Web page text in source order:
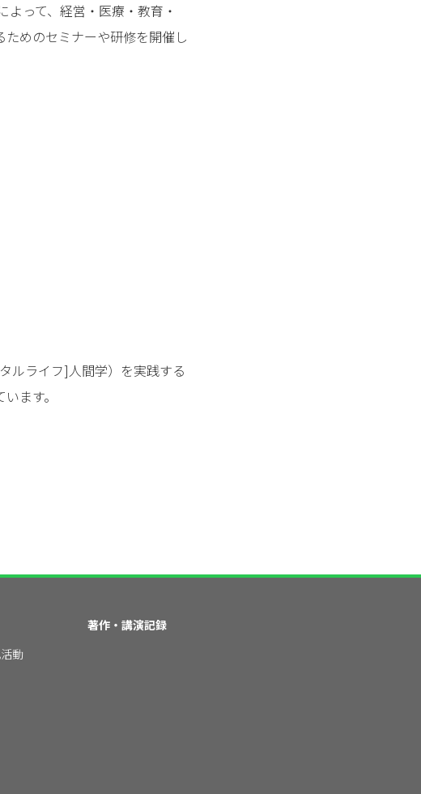
って、経営・医療・教育・
めのセミナーや研修を開催し
ルライフ]人間学）を実践する
ます。
動
著作・講演記録